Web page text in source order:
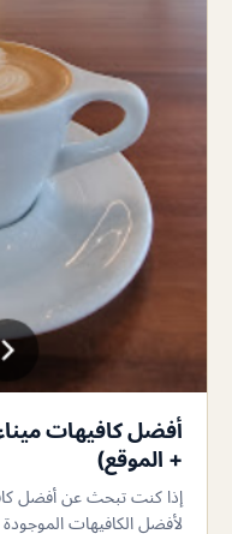
أفضل كافيهات
+ الموقع)
إذا كنت تبحث عن أفضل
لأفضل الكافيهات